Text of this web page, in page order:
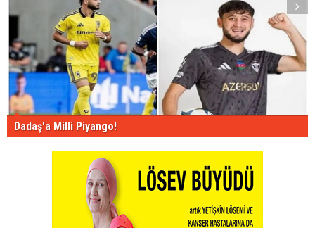
Dadaş'a Milli Piyango!